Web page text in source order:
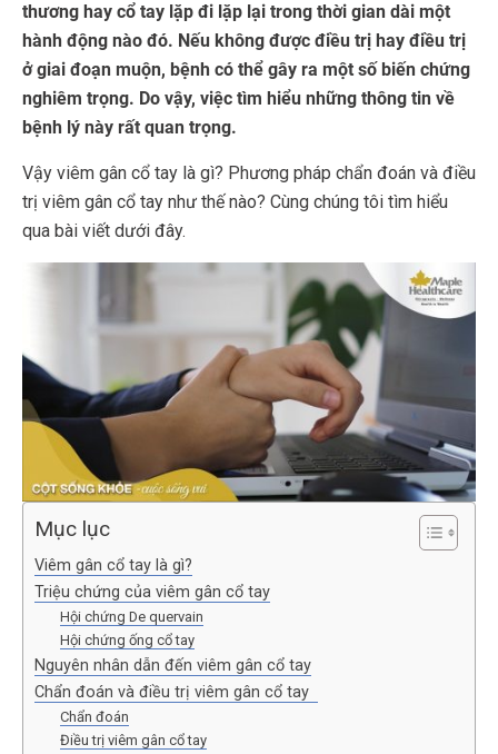
thương hay cổ tay lặp đi lặp lại trong thời gian dài một
hành động nào đó. Nếu không được điều trị hay điều trị
ở giai đoạn muộn, bệnh có thể gây ra một số biến chứng
nghiêm trọng. Do vậy, việc tìm hiểu những thông tin về
bệnh lý này rất quan trọng.
Vậy viêm gân cổ tay là gì? Phương pháp chẩn đoán và điều
trị viêm gân cổ tay như thế nào? Cùng chúng tôi tìm hiểu
qua bài viết dưới đây.
Mục lục
Viêm gân cổ tay là gì?
Triệu chứng của viêm gân cổ tay
Hội chứng De quervain
Hội chứng ống cổ tay
Nguyên nhân dẫn đến viêm gân cổ tay
Chẩn đoán và điều trị viêm gân cổ tay
Chẩn đoán
Điều trị viêm gân cổ tay